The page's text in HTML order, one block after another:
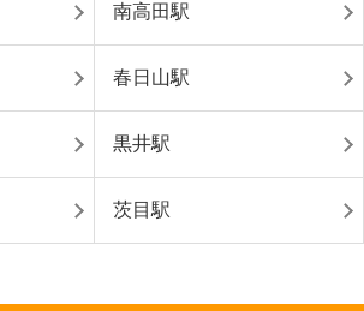
南高田駅
春日山駅
黒井駅
茨目駅